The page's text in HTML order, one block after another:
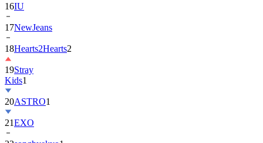
16IU
17NewJeans
18Hearts2Hearts2
19Stray
Kids1
20ASTRO1
21EXO